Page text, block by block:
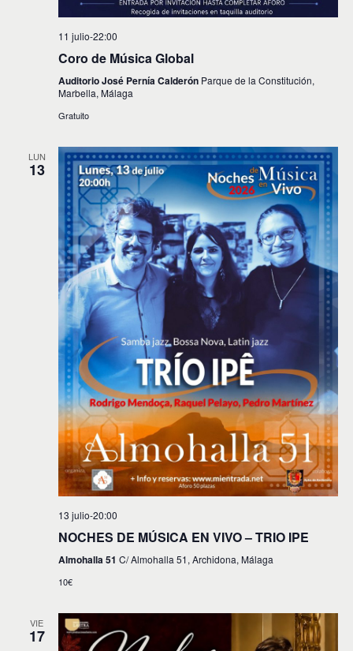
11 julio-22:00
Coro de Música Global
Auditorio José Pernía Calderón Parque de la Constitución,
Marbella, Málaga
Gratuito
LUN
13
13 julio-20:00
NOCHES DE MÚSICA EN VIVO – TRIO IPE
Almohalla 51 C/ Almohalla 51, Archidona, Málaga
10€
VIE
17